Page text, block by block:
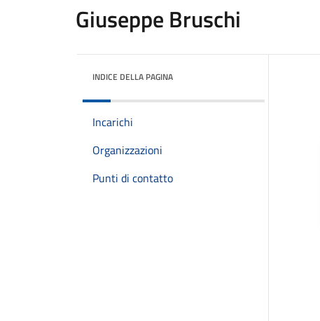
Giuseppe Bruschi
INDICE DELLA PAGINA
Incarichi
Organizzazioni
Punti di contatto